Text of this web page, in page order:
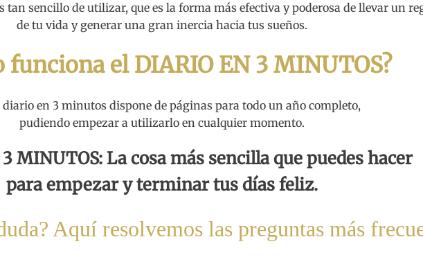
tan sencillo de utilizar, que es la forma más efectiva y poderosa de llevar un
de tu vida y generar una gran inercia hacia tus sueños.
funciona el DIARIO EN 3 MINUTOS?
diario en 3 minutos dispone de páginas para todo un año completo,
pudiendo empezar a utilizarlo en cualquier momento.
MINUTOS: La cosa más sencilla que puedes hacer
para empezar y terminar tus días feliz.
Aquí resolvemos las preguntas más